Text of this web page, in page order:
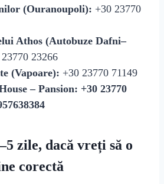
(Ouranoupoli): +30 23770
Athos (Autobuze Dafni–
23266
(Vapoare): +30 23770 71149
– Pansion: +30 23770
zile, dacă vreți să o
corectă